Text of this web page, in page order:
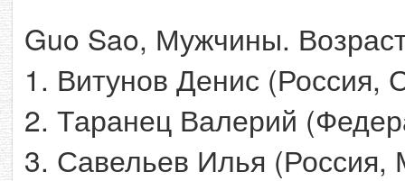
Guo Sao, Мужчины.
1. Витунов Денис (Россия,
2. Таранец Валерий
3. Савельев Илья (Россия,